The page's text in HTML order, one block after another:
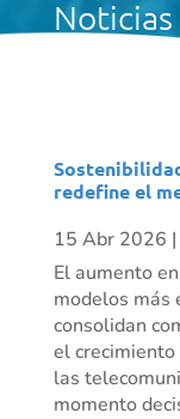
Noticias
redefine el
15 Abr 2026 |
El aumento
modelos más
consolidan
el
las
momento